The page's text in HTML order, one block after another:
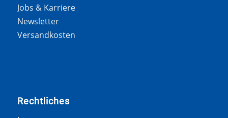
Jobs & Karriere
Newsletter
Versandkosten
Rechtliches